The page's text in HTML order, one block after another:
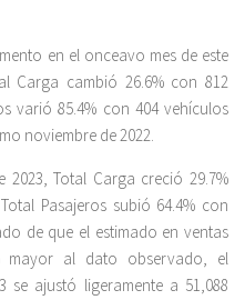
en el onceavo mes de este
Carga cambió 26.6% con 812
varió 85.4% con 404 vehículos
noviembre de 2022.
2023, Total Carga creció 29.7%
Pasajeros subió 64.4% con
de que el estimado en ventas
mayor al dato observado, el
se ajustó ligeramente a 51,088